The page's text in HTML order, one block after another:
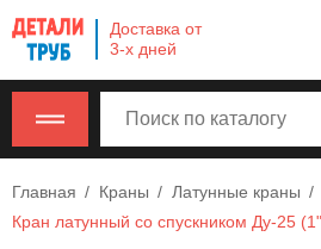
Доставка от
3-х дней
Главная Краны Латунные краны
Кран латунный со спускником Ду-25
Company
name
620000,
Москва,